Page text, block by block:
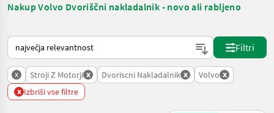
Nakup Volvo Dvoriščni nakladalnik - novo ali rabljeno
Tako je razvrščeno na Landwirt.com
Filtri
x Stroji Z Motorji x Dvoriscni Nakladalnik x Volvo x
x Izbriši vse filtre